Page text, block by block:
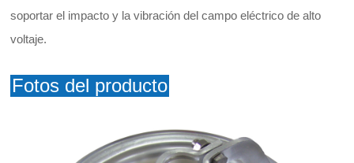
soportar el impacto y la vibración del campo eléctrico de alto
voltaje.
Fotos del producto